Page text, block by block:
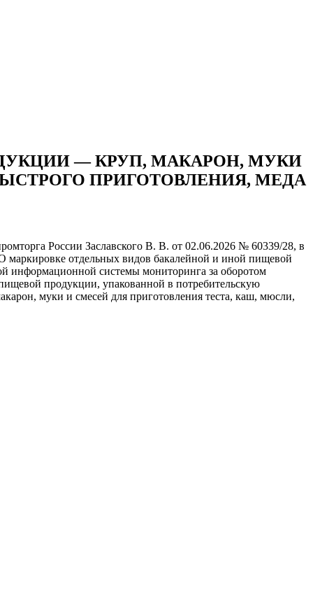
— КРУП, МАКАРОН, МУКИ
ПРИГОТОВЛЕНИЯ, МЕДА
России Заславского В. В. от 02.06.2026 № 60339/28, в
маркировке отдельных видов бакалейной и иной пищевой
информационной системы мониторинга за оборотом
продукции, упакованной в потребительскую
муки и смесей для приготовления теста, каш, мюсли,